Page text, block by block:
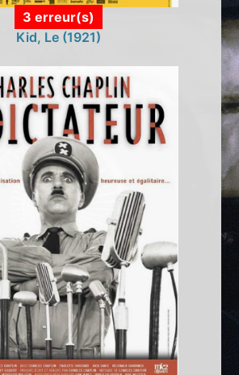
3 erreur(s)
Kid, Le (1921)